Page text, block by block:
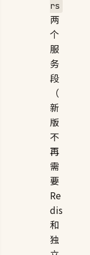
rs
两
个
服
务
段
（
新
版
不
再
需
要
Re
dis
和
独